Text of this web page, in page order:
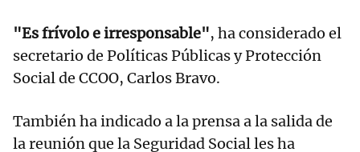
"Es frívolo e irresponsable", ha considerado el
secretario de Políticas Públicas y Protección
Social de CCOO, Carlos Bravo.
También ha indicado a la prensa a la salida de
la reunión que la Seguridad Social les ha